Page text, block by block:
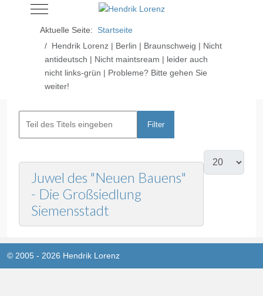
Mobile Menu Toggle
Aktuelle Seite: Startseite
Hendrik Lorenz | Berlin | Braunschweig | Nicht
antideutsch | Nicht maintsream | leider auch
nicht links-grün | Probleme? Bitte gehen Sie
weiter!
Filter
Juwel des "Neuen Bauens"
- Die Großsiedlung
Siemensstadt
© 2005 - 2026 Hendrik Lorenz